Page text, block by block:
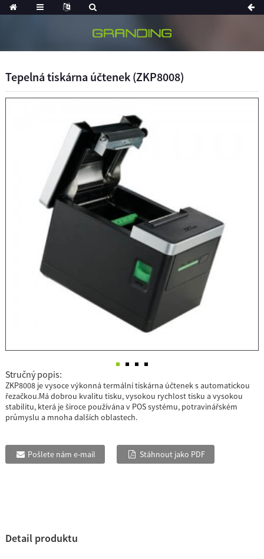
Tepelná tiskárna účtenek (ZKP8008)
Stručný popis:
ZKP8008 je vysoce výkonná termální tiskárna účtenek s automatickou
řezačkou.Má dobrou kvalitu tisku, vysokou rychlost tisku a vysokou
stabilitu, která je široce používána v POS systému, potravinářském
průmyslu a mnoha dalších oblastech.
Pošlete nám e-mail Stáhnout jako PDF
Detail produktu